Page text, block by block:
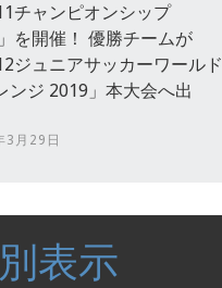
チャンピオンシップ
を開催！ 優勝チームが
ジュニアサッカーワールド
ンジ 2019」本大会へ出
3月29日
表示